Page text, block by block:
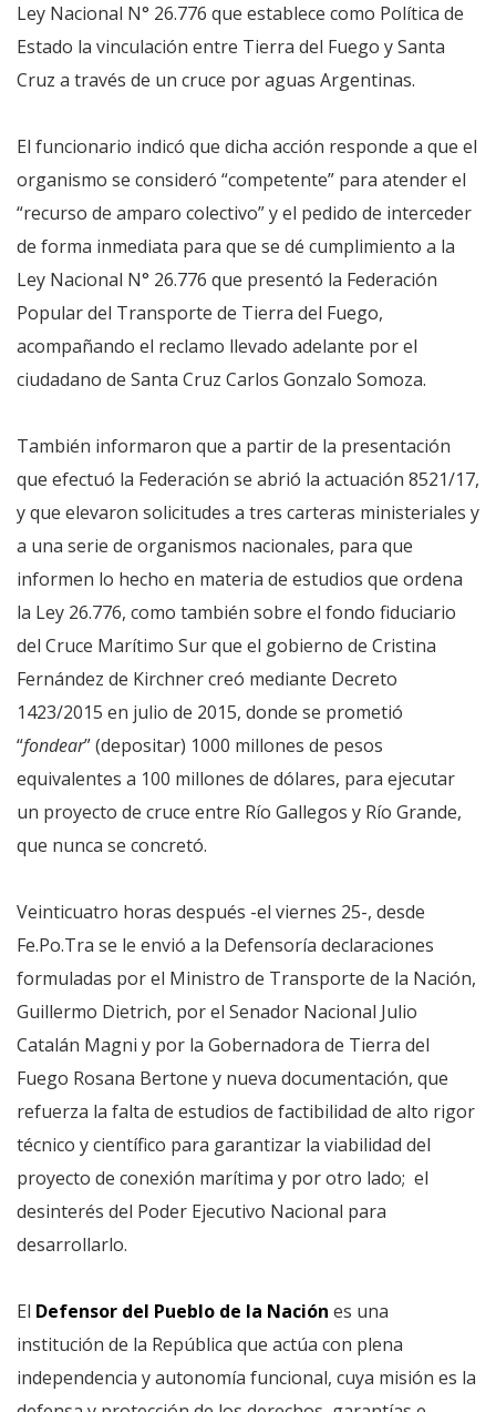
Ley Nacional N° 26.776 que establece como Política de
Estado la vinculación entre Tierra del Fuego y Santa
Cruz a través de un cruce por aguas Argentinas.
El funcionario indicó que dicha acción responde a que el
organismo se consideró “competente” para atender el
“recurso de amparo colectivo” y el pedido de interceder
de forma inmediata para que se dé cumplimiento a la
Ley Nacional N° 26.776 que presentó la Federación
Popular del Transporte de Tierra del Fuego,
acompañando el reclamo llevado adelante por el
ciudadano de Santa Cruz Carlos Gonzalo Somoza.
También informaron que a partir de la presentación
que efectuó la Federación se abrió la actuación 8521/17,
y que elevaron solicitudes a tres carteras ministeriales y
a una serie de organismos nacionales, para que
informen lo hecho en materia de estudios que ordena
la Ley 26.776, como también sobre el fondo fiduciario
del Cruce Marítimo Sur que el gobierno de Cristina
Fernández de Kirchner creó mediante Decreto
1423/2015 en julio de 2015, donde se prometió
“fondear” (depositar) 1000 millones de pesos
equivalentes a 100 millones de dólares, para ejecutar
un proyecto de cruce entre Río Gallegos y Río Grande,
que nunca se concretó.
Veinticuatro horas después -el viernes 25-, desde
Fe.Po.Tra se le envió a la Defensoría declaraciones
formuladas por el Ministro de Transporte de la Nación,
Guillermo Dietrich, por el Senador Nacional Julio
Catalán Magni y por la Gobernadora de Tierra del
Fuego Rosana Bertone y nueva documentación, que
refuerza la falta de estudios de factibilidad de alto rigor
técnico y científico para garantizar la viabilidad del
proyecto de conexión marítima y por otro lado; el
desinterés del Poder Ejecutivo Nacional para
desarrollarlo.
El Defensor del Pueblo de la Nación es una
institución de la República que actúa con plena
independencia y autonomía funcional, cuya misión es la